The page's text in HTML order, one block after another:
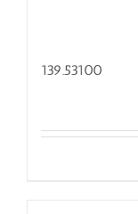
139.53100